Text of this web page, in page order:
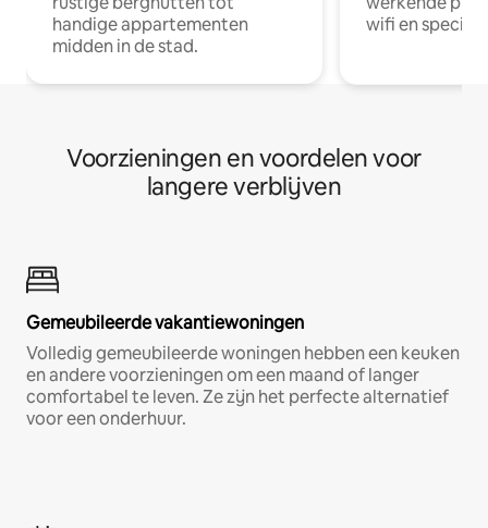
handige appartementen
midden in de stad.
wifi en
Voorzieningen en voordelen voor
langere verblijven
Gemeubileerde vakantiewoningen
Volledig gemeubileerde woningen hebben een keuken
en andere voorzieningen om een maand of langer
comfortabel te leven. Ze zijn het perfecte alternatief
voor een onderhuur.